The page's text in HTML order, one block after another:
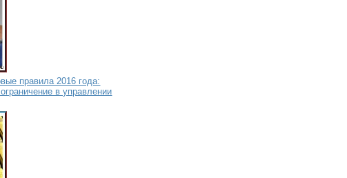
правила 2016 года:
в управлении